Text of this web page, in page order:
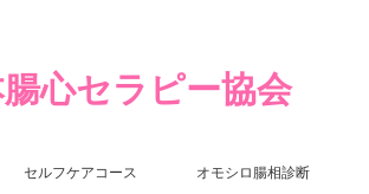
腸心セラピー協会
セルフケアコース オモシロ腸相診断